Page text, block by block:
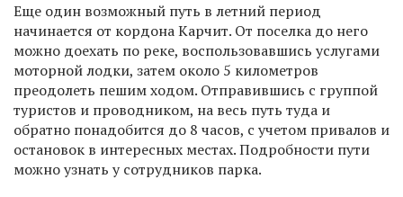
Еще один возможный путь в летний период
начинается от кордона Карчит. От поселка до него
можно доехать по реке, воспользовавшись услугами
моторной лодки, затем около 5 километров
преодолеть пешим ходом. Отправившись с группой
туристов и проводником, на весь путь туда и
обратно понадобится до 8 часов, с учетом привалов и
остановок в интересных местах. Подробности пути
можно узнать у сотрудников парка.